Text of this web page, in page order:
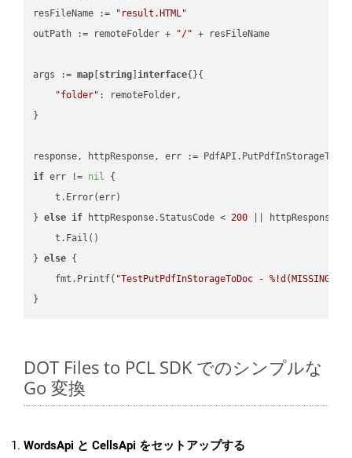
resFileName :=
"result.HTML"
outPath := remoteFolder +
"/" + resFileName
args := map string ]interface{}{
"folder" : remoteFolder,
}
if err != nil {
    t.Error(err)
} else if httpResponse.StatusCode < 200 ||
    t.Fail()
} else {
    fmt.Printf(
"TestPutPdfInStorageToDoc - %!d(MISSING)\n"
DOT Files to PCL SDK でのシンプルな
Go 変換
WordsApi と CellsApi をセットアップする